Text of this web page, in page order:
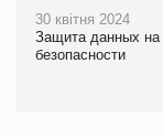
30 квітня 2024
Защита данных
безопасности